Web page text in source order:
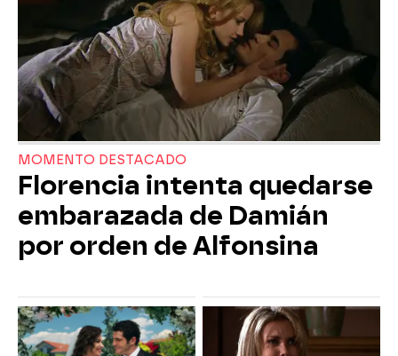
MOMENTO DESTACADO
Florencia intenta quedarse
embarazada de Damián
por orden de Alfonsina